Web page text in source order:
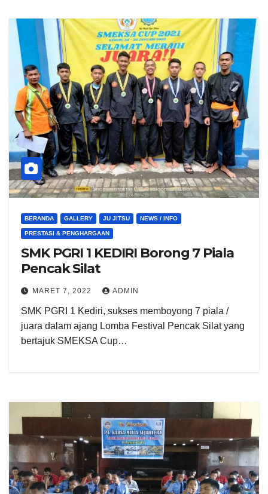
BERANDA GALLERY JU JITSU NEWS / INFO
PRESTASI & PENGHARGAAN
SMK PGRI 1 KEDIRI Borong 7 Piala
Pencak Silat
MARET 7, 2022 ADMIN
SMK PGRI 1 Kediri, sukses memboyong 7 piala /
juara dalam ajang Lomba Festival Pencak Silat yang
bertajuk SMEKSA Cup…